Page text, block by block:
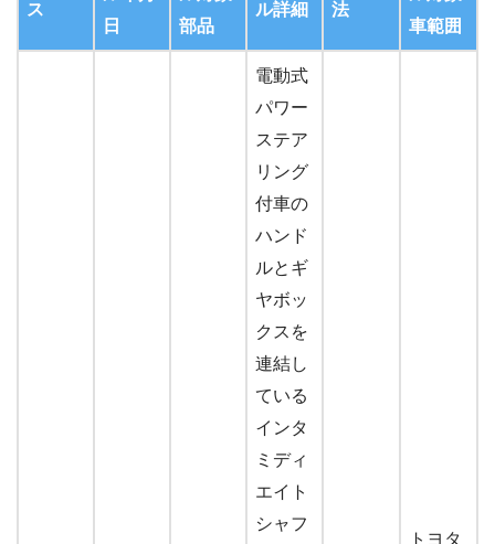
ス
日
部品
ル詳細
法
車範囲
電動式
パワー
ステア
リング
付車の
ハンド
ルとギ
ヤボッ
クスを
連結し
ている
インタ
ミディ
エイト
シャフ
トヨタ